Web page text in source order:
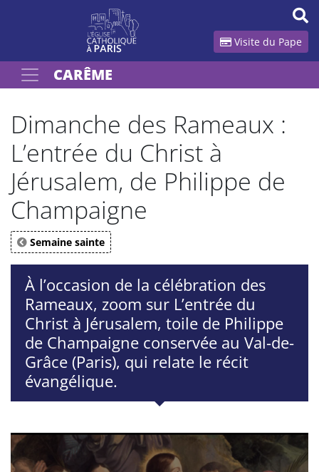
Visite du Pape
Votre recherche
CARÊME
Dimanche des Rameaux :
L’entrée du Christ à
Jérusalem, de Philippe de
Champaigne
Semaine sainte
À l’occasion de la célébration des
Rameaux, zoom sur L’entrée du
Christ à Jérusalem, toile de Philippe
de Champaigne conservée au Val-de-
Grâce (Paris), qui relate le récit
évangélique.
Panneau de gestion des cookies